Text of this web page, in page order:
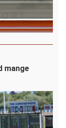
mange